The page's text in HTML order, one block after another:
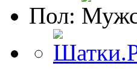
Пол: